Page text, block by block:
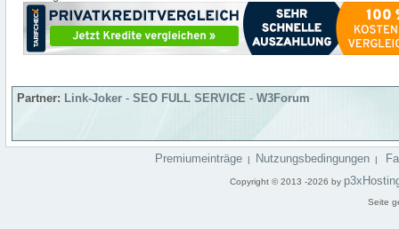
Partner: Link-Joker - SEO FULL SERVICE - W3Forum
Premiumeinträge | Nutzungsbedingungen |
Copyright © 2013 -2026 by
Seite